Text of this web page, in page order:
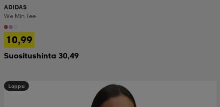
ADIDAS
We Min Tee
10,99
Suositushinta 30,49
Loppu